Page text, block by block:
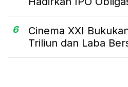
6
Cinema XXI
Triliun dan Laba